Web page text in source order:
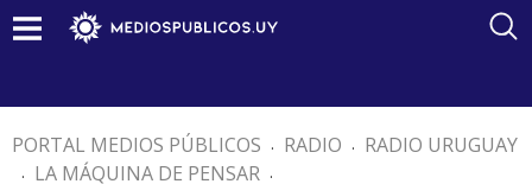
PORTAL MEDIOS PÚBLICOS . RADIO . RADIO URUGUAY
. LA MÁQUINA DE PENSAR .